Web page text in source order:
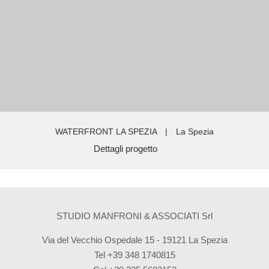
WATERFRONT LA SPEZIA | La Spezia
Dettagli progetto
STUDIO MANFRONI & ASSOCIATI Srl
Via del Vecchio Ospedale 15 - 19121 La Spezia
Tel +39 348 1740815